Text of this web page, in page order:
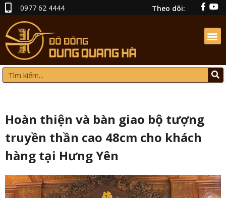
0977 62 4444 Theo dõi:
Hoàn thiện và bàn giao bộ tượng
truyền thần cao 48cm cho khách
hàng tại Hưng Yên